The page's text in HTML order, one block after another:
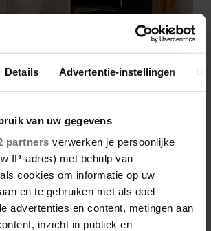
Details Advertentie-instellingen
van uw gegevens
partners verwerken je persoonlijke
IP-adres) met behulp van
cookies om informatie op uw
en te gebruiken met als doel
advertenties en content, metingen aan
inzicht in publiek en